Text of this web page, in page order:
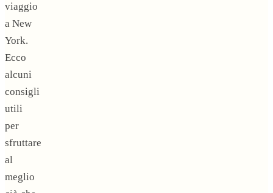
viaggio
a New
York.
Ecco
alcuni
consigli
utili
per
sfruttare
al
meglio